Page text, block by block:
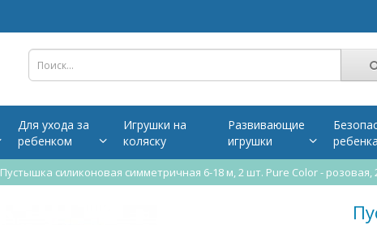
Для ухода за
ребенком
Игрушки на
коляску
Развивающие
игрушки
ребенка
Пустышка силиконовая симметричная 6-18 м, 2 шт. Pure Color - розовая,